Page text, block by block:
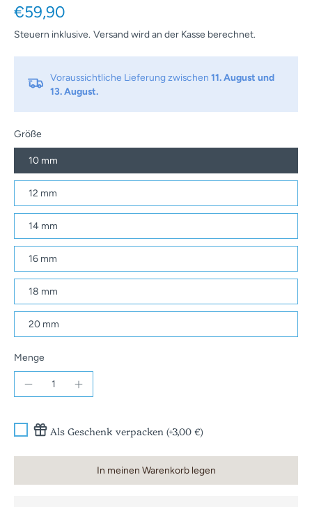
€59,90
Steuern inklusive. Versandwird an der Kasse berechnet.
Voraussichtliche Lieferung zwischen 11. August und
13. August.
Größe
10 mm
12 mm
14 mm
16 mm
18 mm
20 mm
Menge
Als Geschenk verpacken (+3,00 €)
In meinen Warenkorb legen